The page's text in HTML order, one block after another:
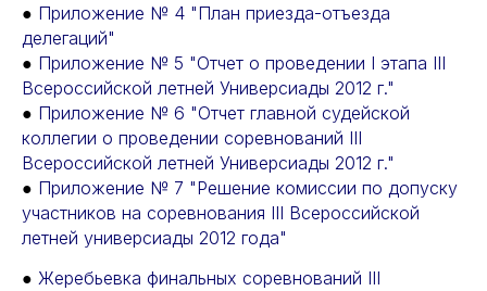
● Приложение № 4 "План приезда-отъезда
делегаций"
● Приложение № 5 "Отчет о проведении I этапа III
Всероссийской летней Универсиады 2012 г."
● Приложение № 6 "Отчет главной судейской
коллегии о проведении соревнований III
Всероссийской летней Универсиады 2012 г."
● Приложение № 7 "Решение комиссии по допуску
участников на соревнования III Всероссийской
летней универсиады 2012 года"
● Жеребьевка финальных соревнований III